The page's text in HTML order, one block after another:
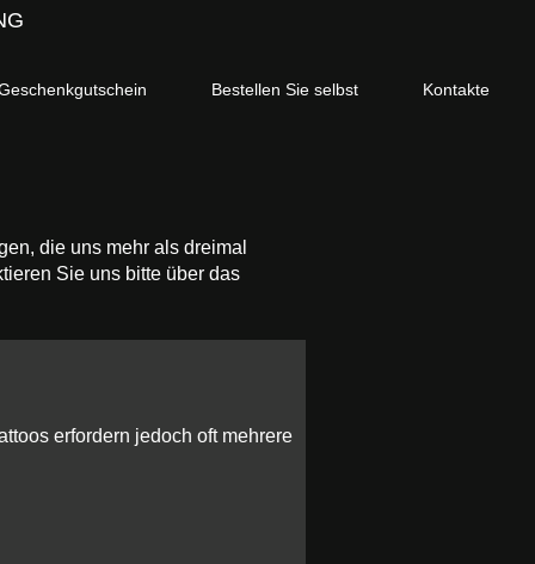
Bestellen Sie selbst Kontakte
die uns mehr als dreimal
Sie uns bitte über das
erfordern jedoch oft mehrere